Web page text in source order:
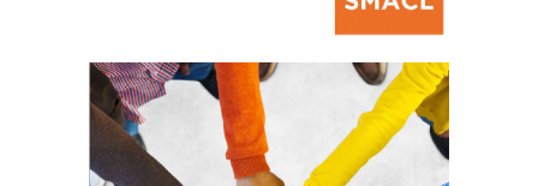
La prévention des conflits
d’intérêts
18 septembre 2023
FEUILLETER